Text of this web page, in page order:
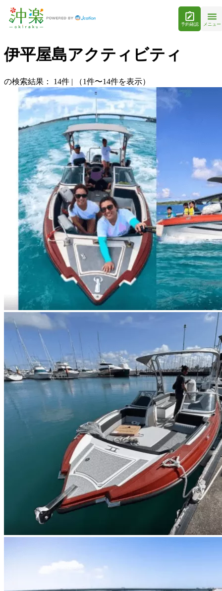
予約確認 メニュー
伊平屋島アクティビティ
の検索結果： 14件 | （1件〜14件を表示）